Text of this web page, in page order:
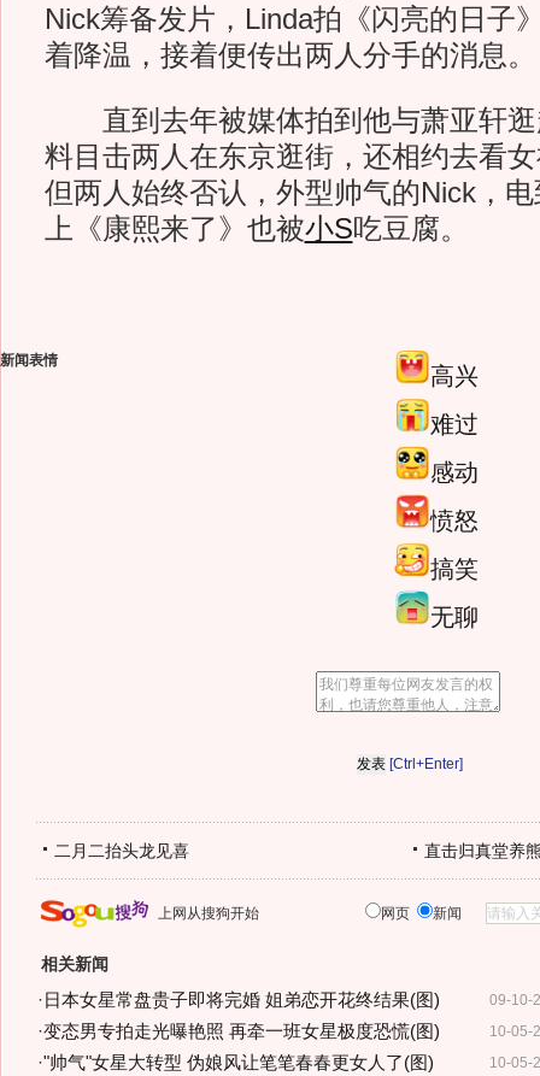
Nick筹备发片，Linda拍《闪亮的日子
着降温，接着便传出两人分手的消息。
直到去年被媒体拍到他与萧亚轩逛
料目击两人在东京逛街，还相约去看
但两人始终否认，外型帅气的Nick，
上《康熙来了》也被小S吃豆腐。
新闻表情
高兴
难过
感动
愤怒
搞笑
无聊
[Ctrl+Enter]
二月二抬头龙见喜 直击归真堂养
上网从搜狗开始 网页 新闻
相关新闻
09-10-
· 日本女星常盘贵子即将完婚 姐弟恋开花终结果(图)
10-05-
·变态男专拍走光曝艳照 再牵一班女星极度恐慌(图)
10-05-
·"帅气"女星大转型 伪娘风让笔笔春春更女人了(图)